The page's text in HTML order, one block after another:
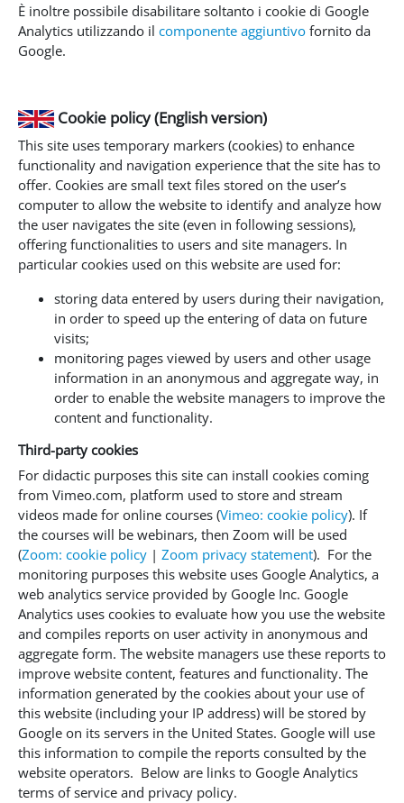
È inoltre possibile disabilitare soltanto i cookie di Google
Analytics utilizzando il componente aggiuntivo fornito da
Google.
Cookie policy (English version)
This site uses temporary markers (cookies) to enhance
functionality and navigation experience that the site has to
offer. Cookies are small text files stored on the user’s
computer to allow the website to identify and analyze how
the user navigates the site (even in following sessions),
offering functionalities to users and site managers. In
particular cookies used on this website are used for:
storing data entered by users during their navigation,
in order to speed up the entering of data on future
visits;
monitoring pages viewed by users and other usage
information in an anonymous and aggregate way, in
order to enable the website managers to improve the
content and functionality.
Third-party cookies
For didactic purposes this site can install cookies coming
from Vimeo.com, platform used to store and stream
videos made for online courses (Vimeo: cookie policy). If
the courses will be webinars, then Zoom will be used
(Zoom: cookie policy | Zoom privacy statement). For the
monitoring purposes this website uses Google Analytics, a
web analytics service provided by Google Inc. Google
Analytics uses cookies to evaluate how you use the website
and compiles reports on user activity in anonymous and
aggregate form. The website managers use these reports to
improve website content, features and functionality. The
information generated by the cookies about your use of
this website (including your IP address) will be stored by
Google on its servers in the United States. Google will use
this information to compile the reports consulted by the
website operators. Below are links to Google Analytics
terms of service and privacy policy.